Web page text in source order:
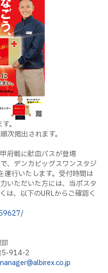
。
次掲出されます。
府戦に献血バスが登場
、デンカビッグスワンスタジ
運行いたします。受付時間は
いただいた方には、当ポスタ
は、以下のURLからご確認く
5-914-2